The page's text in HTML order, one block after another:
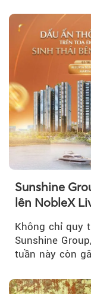
Sunshine
lên NobleX
Không chỉ quy
Sunshine
tuần này còn